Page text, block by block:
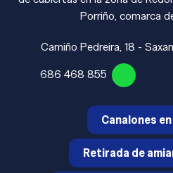
Porriño, comarca
Camiño Pedreira, 18 -
686 468 855
Canalones
Retirada de